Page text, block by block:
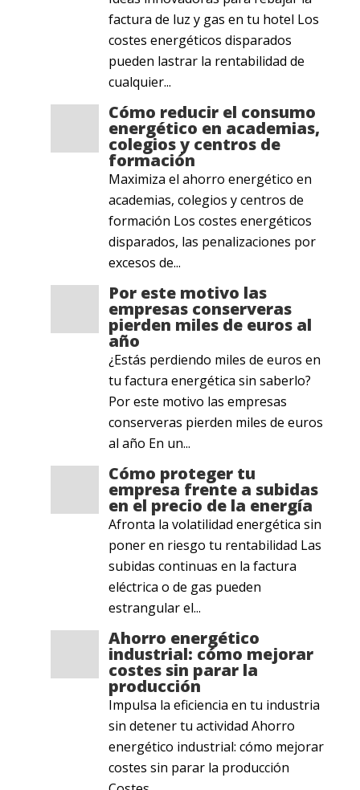
factura de luz y gas en tu hotel Los
costes energéticos disparados
pueden lastrar la rentabilidad de
cualquier...
Cómo reducir el consumo
energético en academias,
colegios y centros de
formación
Maximiza el ahorro energético en
academias, colegios y centros de
formación Los costes energéticos
disparados, las penalizaciones por
excesos de...
Por este motivo las
empresas conserveras
pierden miles de euros al
año
¿Estás perdiendo miles de euros en
tu factura energética sin saberlo?
Por este motivo las empresas
conserveras pierden miles de euros
al año En un...
Cómo proteger tu
empresa frente a subidas
en el precio de la energía
Afronta la volatilidad energética sin
poner en riesgo tu rentabilidad Las
subidas continuas en la factura
eléctrica o de gas pueden
estrangular el...
Ahorro energético
industrial: cómo mejorar
costes sin parar la
producción
Impulsa la eficiencia en tu industria
sin detener tu actividad Ahorro
energético industrial: cómo mejorar
costes sin parar la producción